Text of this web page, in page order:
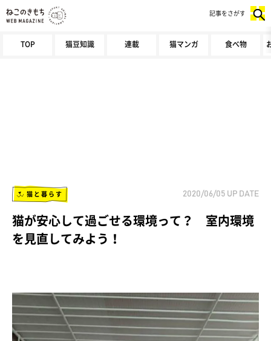
TOP 猫豆知識 連載 猫マンガ 食べ物
記事をさがす
猫と暮らす 2020/06/05 UP DATE
猫が安心して過ごせる環境って？ 室内環境
を見直してみよう！